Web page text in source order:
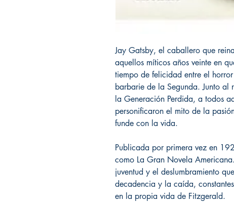
Jay Gatsby, el caballero que
aquellos míticos años veinte en
tiempo de felicidad entre el
barbarie de la Segunda. Junto al
la Generación Perdida, a todos
personificaron el mito de la
funde con la vida.
Publicada por primera vez en
como La Gran Novela
juventud y el deslumbramiento
decadencia y la caída,
en la propia vida de Fitzgerald.